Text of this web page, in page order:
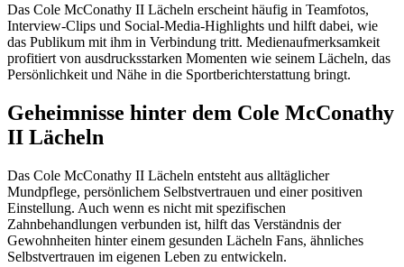
Das Cole McConathy II Lächeln erscheint häufig in Teamfotos,
Interview-Clips und Social-Media-Highlights und hilft dabei, wie
das Publikum mit ihm in Verbindung tritt. Medienaufmerksamkeit
profitiert von ausdrucksstarken Momenten wie seinem Lächeln, das
Persönlichkeit und Nähe in die Sportberichterstattung bringt.
Geheimnisse hinter dem Cole McConathy
II Lächeln
Das Cole McConathy II Lächeln entsteht aus alltäglicher
Mundpflege, persönlichem Selbstvertrauen und einer positiven
Einstellung. Auch wenn es nicht mit spezifischen
Zahnbehandlungen verbunden ist, hilft das Verständnis der
Gewohnheiten hinter einem gesunden Lächeln Fans, ähnliches
Selbstvertrauen im eigenen Leben zu entwickeln.